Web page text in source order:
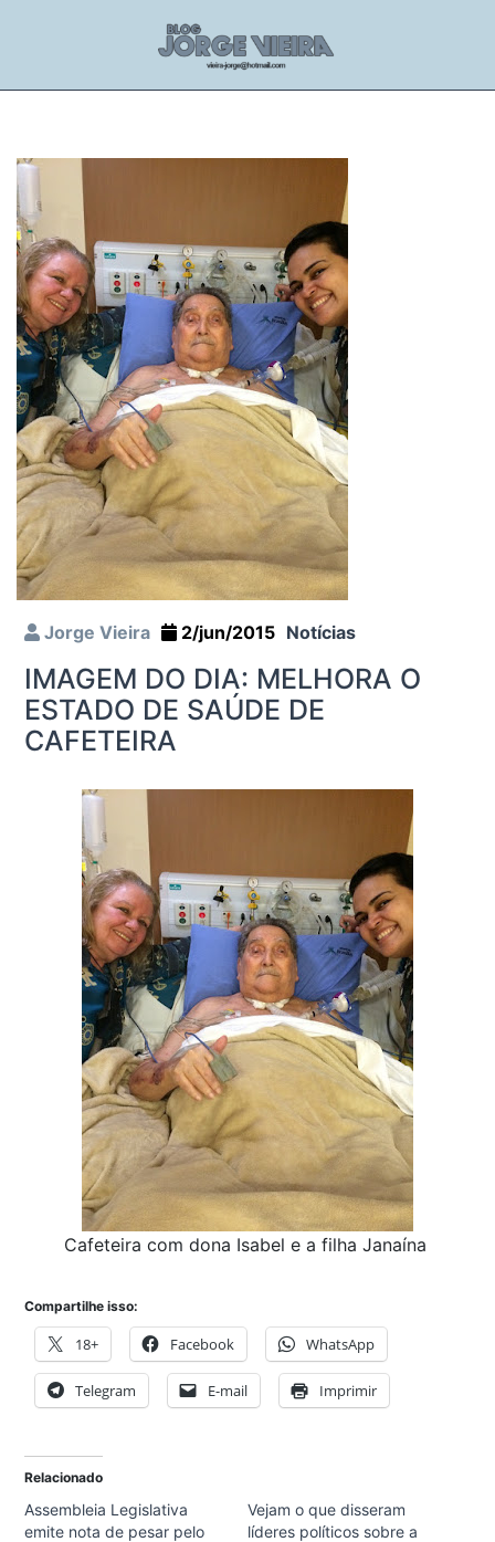
Jorge Vieira 2/jun/2015 Notícias
IMAGEM DO DIA: MELHORA O
ESTADO DE SAÚDE DE
CAFETEIRA
Cafeteira com dona Isabel e a filha Janaína
Compartilhe isso:
18+ Facebook WhatsApp
Telegram E-mail Imprimir
Relacionado
Assembleia Legislativa
emite nota de pesar pelo
Vejam o que disseram
líderes políticos sobre a